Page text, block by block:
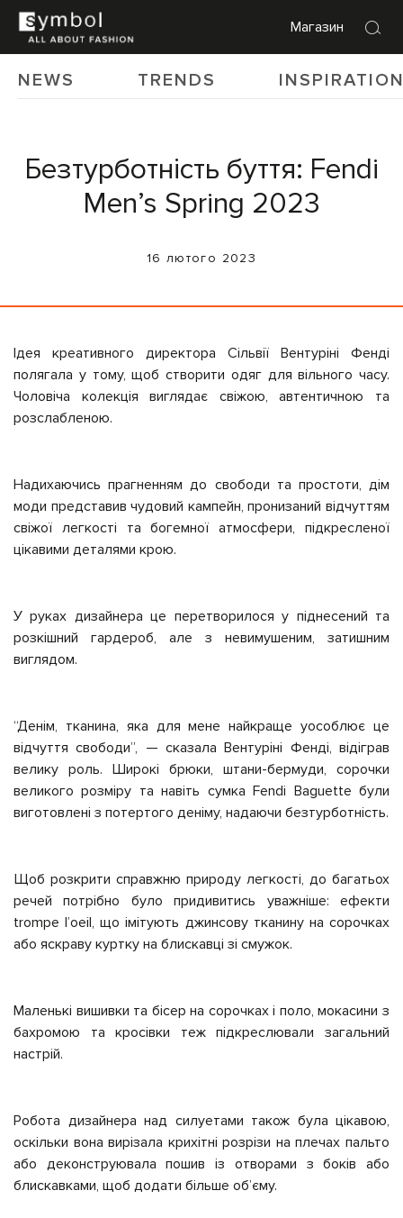
Магазин
NEWS TRENDS
Безтурботність буття: Fendi
Men’s Spring 2023
16 лютого 2023
Ідея креативного директора Сільвії Вентуріні Фенді
полягала у тому, щоб створити одяг для вільного часу.
Чоловіча колекція виглядає свіжою, автентичною та
розслабленою.
Надихаючись прагненням до свободи та простоти, дім
моди представив чудовий кампейн, пронизаний відчуттям
свіжої легкості та богемної атмосфери, підкресленої
цікавими деталями крою.
У руках дизайнера це перетворилося у піднесений та
розкішний гардероб, але з невимушеним, затишним
виглядом.
“Денім, тканина, яка для мене найкраще уособлює це
відчуття свободи”, — сказала Вентуріні Фенді, відіграв
велику роль. Широкі брюки, штани-бермуди, сорочки
великого розміру та навіть сумка Fendi Baguette були
виготовлені з потертого деніму, надаючи безтурботність.
Щоб розкрити справжню природу легкості, до багатьох
речей потрібно було придивитись уважніше: ефекти
trompe l’oeil, що імітують джинсову тканину на сорочках
або яскраву куртку на блискавці зі смужок.
Маленькі вишивки та бісер на сорочках і поло, мокасини з
бахромою та кросівки теж підкреслювали загальний
настрій.
Робота дизайнера над силуетами також була цікавою,
оскільки вона вирізала крихітні розрізи на плечах пальто
або деконструювала пошив із отворами з боків або
блискавками, щоб додати більше об’єму.